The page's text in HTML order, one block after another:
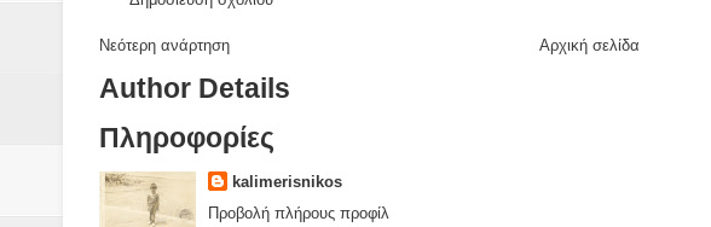
Νεότερη ανάρτηση Αρχική σελίδα
Author Details
Πληροφορίες
kalimerisnikos
Προβολή πλήρους προφίλ